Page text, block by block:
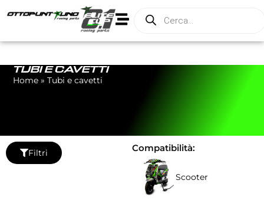
TUBI E CAVETTI
Home » Tubi e cavetti
Filtri Compatibilità:
Scooter